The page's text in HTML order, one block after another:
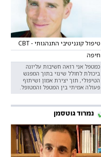
טיפול קוגניטיבי התנהגותי - CBT
חיפה
כמטפל אני רואה חשיבות עליונה
ביכולת לחולל שינוי בתוך המפגש
הטיפולי, תוך יצירת אמון ושיתוף
פעולה אמיתי בין המטפל והמטופל.
נמרוד גוטסמן